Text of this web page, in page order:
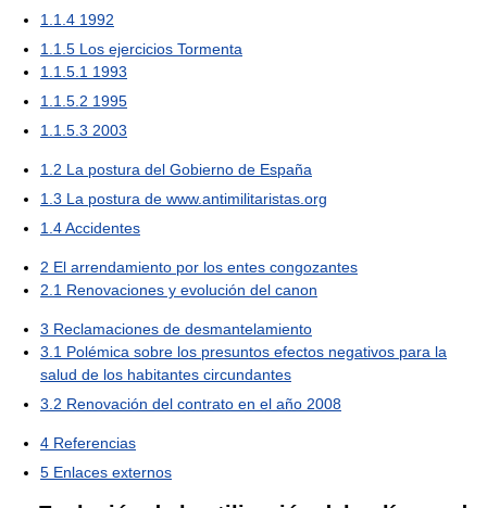
1.1.4 1992
1.1.5 Los ejercicios Tormenta
1.1.5.1 1993
1.1.5.2 1995
1.1.5.3 2003
1.2 La postura del Gobierno de España
1.3 La postura de www.antimilitaristas.org
1.4Accidentes
2 El arrendamiento por los entes congozantes
2.1 Renovaciones y evolución del canon
3 Reclamaciones de desmantelamiento
3.1 Polémica sobre los presuntos efectos negativos para la
salud de los habitantes circundantes
3.2 Renovación del contrato en el año 2008
4 Referencias
5 Enlaces externos